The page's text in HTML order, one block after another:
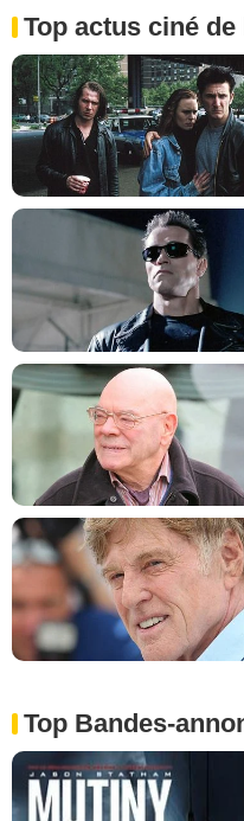
Top actus ciné
Top Bandes-